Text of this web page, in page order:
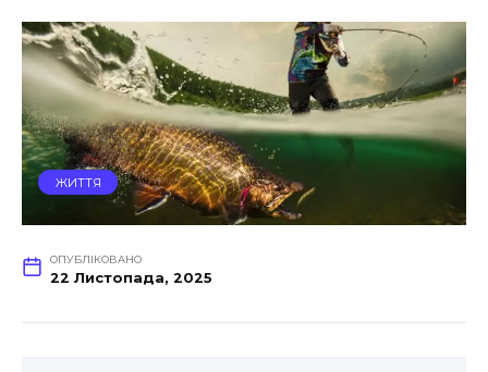
ЖИТТЯ
ОПУБЛІКОВАНО
22 Листопада, 2025